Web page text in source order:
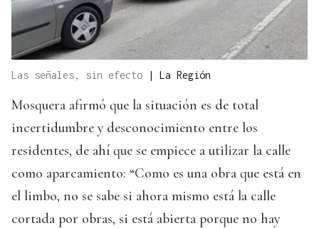
Las señales, sin efecto | La Región
Mosquera afirmó que la situación es de total
incertidumbre y desconocimiento entre los
residentes, de ahí que se empiece a utilizar la calle
como aparcamiento: “Como es una obra que está en
el limbo, no se sabe si ahora mismo está la calle
cortada por obras, si está abierta porque no hay